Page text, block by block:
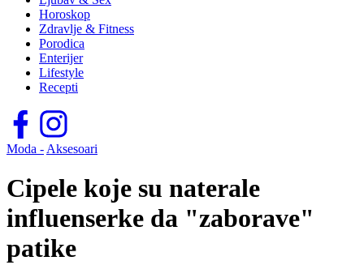
Horoskop
Zdravlje & Fitness
Porodica
Enterijer
Lifestyle
Recepti
Moda - Aksesoari
Cipele koje su naterale
influenserke da "zaborave"
patike